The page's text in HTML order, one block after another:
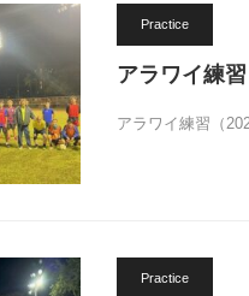
Practice
アラワイ練習
アラワイ練習（
Practice